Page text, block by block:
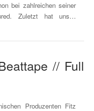
bei zahlreichen seiner
Zuletzt hat uns…
// Full
Produzenten Fitz